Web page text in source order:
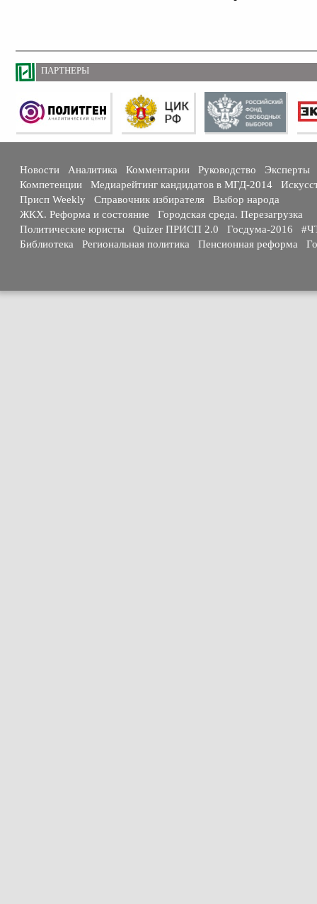
ПАРТНЕРЫ
Новости Аналитика Комментарии Руководство
Эксперты
Компетенции
Медиарейтинг кандидатов в МГД-2014
Присп Weekly
Справочник избирателя
Выбор народа
ЖКХ. Реформа и состояние
Городская среда. Перезагрузка
Политические юристы
Quizer ПРИСП 2.0 Госдума-2016
Библиотека
Региональная политика Пенсионная реформа